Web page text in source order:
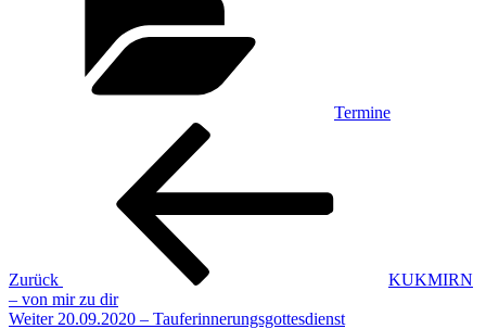
Termine
Beitragsnavigation
Zurück
KUKMIRN
– von mir zu dir
Nächster
Weiter 20.09.2020 – Tauferinnerungsgottesdienst